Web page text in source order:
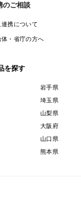
のご相談
連携について
体・省庁の方へ
を探す
岩手県
埼玉県
山梨県
大阪府
山口県
熊本県